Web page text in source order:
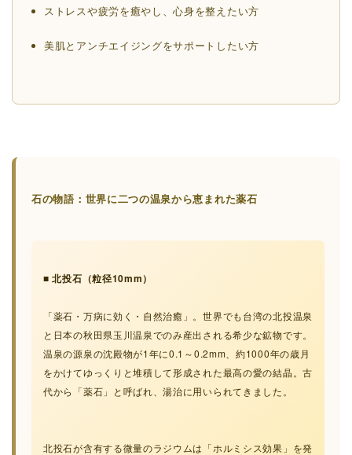
ストレスや疲労を癒やし、心身を整えたい方
美肌とアンチエイジングをサポートしたい方
石の物語：世界に二つの温泉から恵まれた薬石
■ 北投石（粒径10mm）
「薬石・万病に効く・自然治癒」。世界でも台湾の北投温泉
と日本の秋田県玉川温泉でのみ産出される希少な鉱物です。
温泉の源泉の沈殿物が1年に0.1～0.2mm、約1000年の歳月
をかけてゆっくりと堆積して形成された最高の愛の結晶。古
代から「薬石」と呼ばれ、湯治に用いられてきました。
北投石が含有する微量のラジウムは「ホルミシス効果」を発